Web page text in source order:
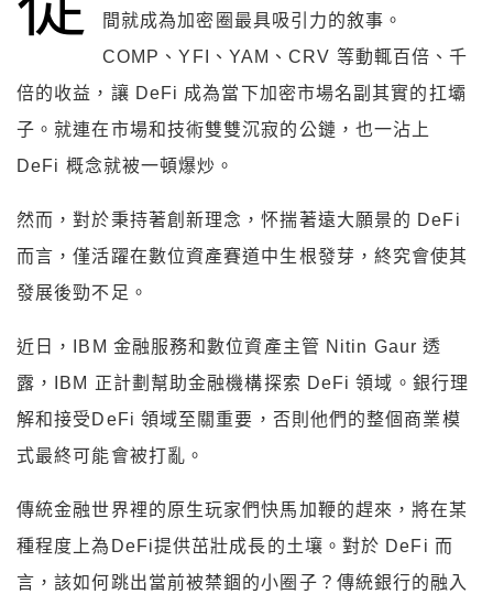
間就成為加密圈最具吸引力的敘事。
COMP、YFI、YAM、CRV 等動輒百倍、千
倍的收益，讓 DeFi 成為當下加密市場名副其實的扛壩
子。就連在市場和技術雙雙沉寂的公鏈，也一沾上
DeFi 概念就被一頓爆炒。
然而，對於秉持著創新理念，怀揣著遠大願景的 DeFi
而言，僅活躍在數位資產賽道中生根發芽，終究會使其
發展後勁不足。
近日，IBM 金融服務和數位資產主管 Nitin Gaur 透
露，IBM 正計劃幫助金融機構探索 DeFi 領域。銀行理
解和接受DeFi 領域至關重要，否則他們的整個商業模
式最終可能會被打亂。
傳統金融世界裡的原生玩家們快馬加鞭的趕來，將在某
種程度上為DeFi提供茁壯成長的土壤。對於 DeFi 而
言，該如何跳出當前被禁錮的小圈子？傳統銀行的融入